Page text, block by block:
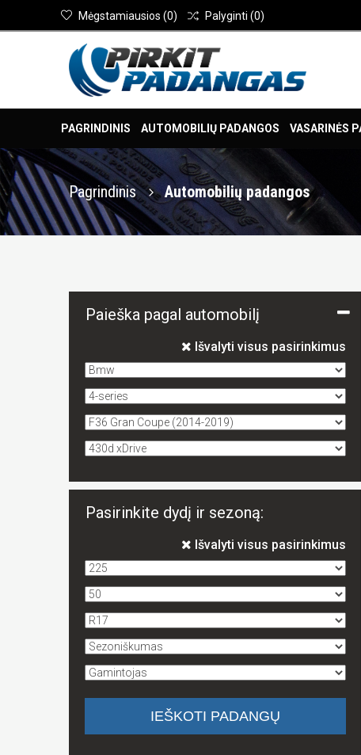
Mėgstamiausios (0) Palyginti (0)
PAGRINDINIS AUTOMOBILIŲ PADANGOS VASARINĖS
Pagrindinis Automobilių padangos
Paieška pagal automobilį
Išvalyti visus pasirinkimus
Pasirinkite dydį ir sezoną:
Išvalyti visus pasirinkimus